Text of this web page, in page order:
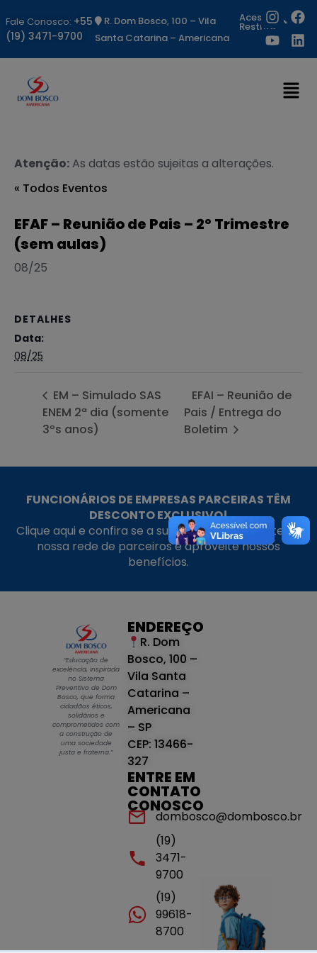
Fale Conosco: +55
(19) 3471-9700
R. Dom Bosco, 100 – Vila
Santa Catarina – Americana
Acesso
Restrito
Atenção:As datas estão sujeitas a alterações.
« Todos Eventos
EFAF – Reunião de Pais – 2º Trimestre
(sem aulas)
08/25
DETALHES
Data:
08/25
EM – Simulado SAS
ENEM 2ª dia (somente
3ºs anos)
EFAI – Reunião de
Pais / Entrega do
Boletim
FUNCIONÁRIOS DE EMPRESAS PARCEIRAS TÊM
DESCONTO EXCLUSIVO!
Clique aqui e confira se a sua empresa faz parte da
nossa rede de parceiros e aproveite nossos
benefícios.
“Educação de
excelência, inspirada
no Sistema
Preventivo de Dom
Bosco, que forma
cidadãos éticos,
solidários e
comprometidos com
a construção de
uma sociedade
justa e fraterna.”
ENDEREÇO
R. Dom
Bosco, 100 –
Vila Santa
Catarina –
Americana
– SP
CEP: 13466-
327
ENTRE EM
CONTATO
CONOSCO
dombosco@dombosco.br
(19)
3471-
9700
(19)
99618-
8700